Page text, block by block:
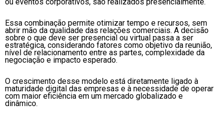
Essa combinação permite otimizar tempo e recursos, sem
abrir mão da qualidade das relações comerciais. A decisão
sobre o que deve ser presencial ou virtual passa a ser
estratégica, considerando fatores como objetivo da reunião,
nível de relacionamento entre as partes, complexidade da
negociação e impacto esperado.
O crescimento desse modelo está diretamente ligado à
maturidade digital das empresas e à necessidade de operar
com maior eficiência em um mercado globalizado e
dinâmico.